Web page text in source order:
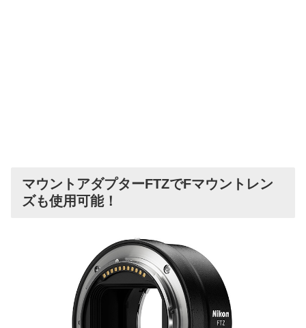
マウントアダプターFTZでFマウントレン
ズも使用可能！